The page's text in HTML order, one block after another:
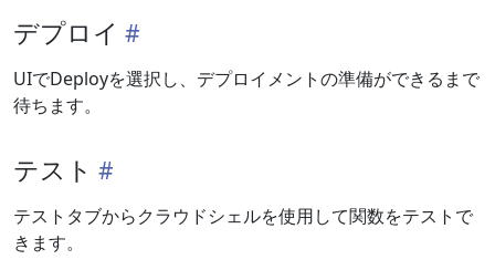
デプロイ
UIでDeployを選択し、デプロイメントの準備ができるまで
待ちます。
テスト
テストタブからクラウドシェルを使用して関数をテストで
きます。